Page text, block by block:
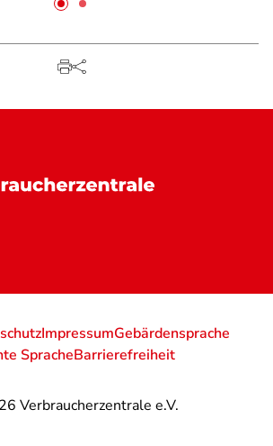
Verbraucherzentrale e.V.
ImpressumGebärdensprache
SpracheBarrierefreiheit